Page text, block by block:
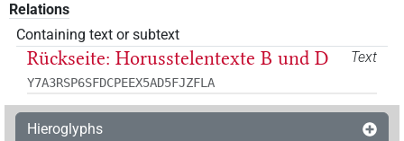
Relations
Containing text or subtext
Text
Rückseite: Horusstelentexte B und D
Y7A3RSP6SFDCPEEX5AD5FJZFLA
Hieroglyphs